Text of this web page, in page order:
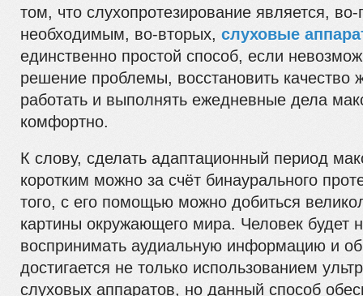
том, что слухопротезирование является,
необходимым, во-вторых, слуховые
единственно простой способ, если
решение проблемы, восстановить качество
работать и выполнять ежедневные дела
комфортно.
К слову, сделать адаптационный период
коротким можно за счёт бинаурального
того, с его помощью можно добиться
картины окружающего мира. Человек будет
воспринимать аудиальную информацию и
достигается не только использованием
слуховых аппаратов, но данный способ